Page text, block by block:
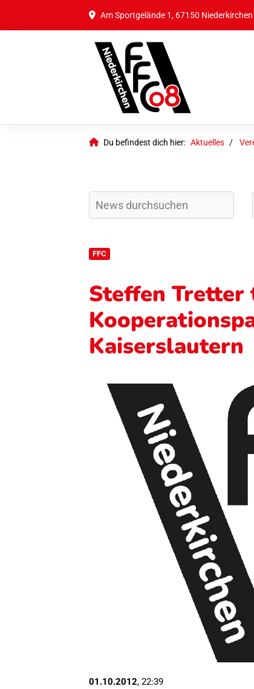
Am Sportgelände 1, 67150 Niederkirchen
Du befindest dich hier: Aktuelles
FFC
Steffen
Kaiserslautern
01.10.2012, 22:39